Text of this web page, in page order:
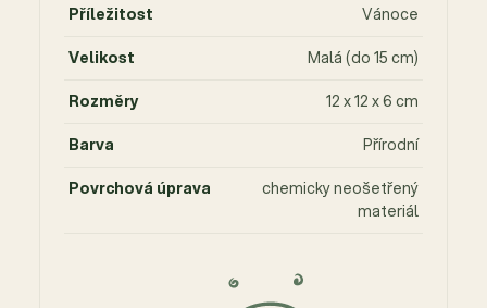
Příležitost
Vánoce
Velikost
Malá (do 15 cm)
Rozměry
12 x 12 x 6 cm
Barva
Přírodní
Povrchová úprava
chemicky neošetřený
materiál